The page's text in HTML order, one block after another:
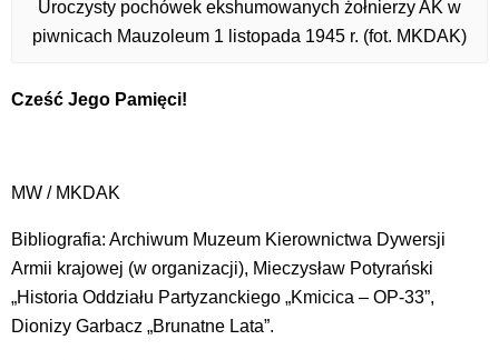
Uroczysty pochówek ekshumowanych żołnierzy AK w
piwnicach Mauzoleum 1 listopada 1945 r. (fot. MKDAK)
Cześć Jego Pamięci!
MW / MKDAK
Bibliografia: Archiwum Muzeum Kierownictwa Dywersji
Armii krajowej (w organizacji), Mieczysław Potyrański
„Historia Oddziału Partyzanckiego „Kmicica – OP-33”,
Dionizy Garbacz „Brunatne Lata”.